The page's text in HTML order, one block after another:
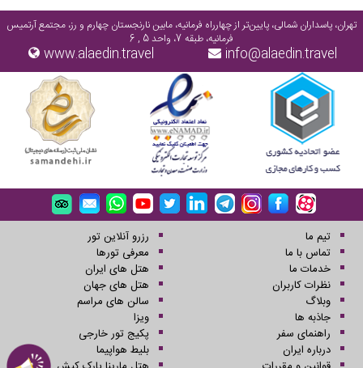
تهران، پاسداران شمالی، پایین‌تر از چهارراه فرمانیه، مابین نارنجستان چهارم و رز، مجتمع آرتمیس
فرمانیه، طبقه 7، واحد 5 , 6
info@alaedin.travel
www.alaedin.travel
تیم ما
تماس با ما
خدمات ما
نظرات کاربران
وبلاگ
جاذبه ها
راهنمای سفر
درباره ایران
رزرو آنلاین تور
معرفی تورها
هتل های ایران
هتل های جهان
سالن های مراسم
ویزا
پکیج تور خارجی
بلیط هواپیما